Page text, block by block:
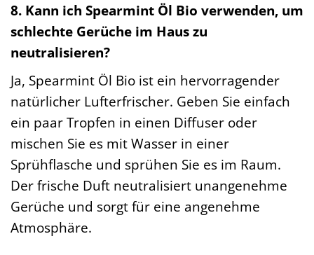
8. Kann ich Spearmint Öl Bio verwenden, um
schlechte Gerüche im Haus zu
neutralisieren?
Ja, Spearmint Öl Bio ist ein hervorragender
natürlicher Lufterfrischer. Geben Sie einfach
ein paar Tropfen in einen Diffuser oder
mischen Sie es mit Wasser in einer
Sprühflasche und sprühen Sie es im Raum.
Der frische Duft neutralisiert unangenehme
Gerüche und sorgt für eine angenehme
Atmosphäre.